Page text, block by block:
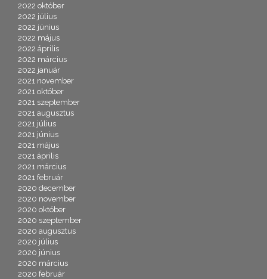
2022 október
2022 július
2022 június
2022 május
2022 április
2022 március
2022 január
2021 november
2021 október
2021 szeptember
2021 augusztus
2021 július
2021 június
2021 május
2021 április
2021 március
2021 február
2020 december
2020 november
2020 október
2020 szeptember
2020 augusztus
2020 július
2020 június
2020 március
2020 február